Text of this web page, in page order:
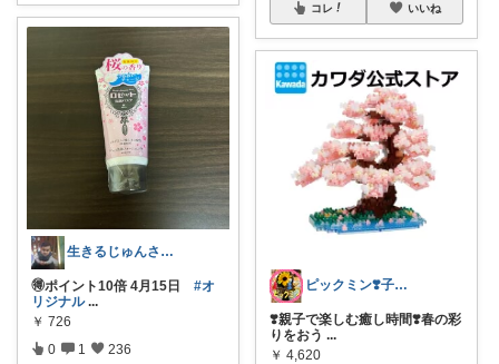
生きるじゅんさん、フォロワー様より買う
🉐ポイント10倍 4月15日 #オ
リジナル ...
￥ 726
0 1 236
コレ いいね
ピックミン❣️子育てパパママ応援グッズ
❣️親子で楽しむ癒し時間❣️春の彩
りをおう ...
￥ 4,620